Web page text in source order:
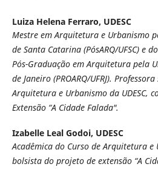
Luiza Helena Ferraro, UDESC
Mestre em Arquitetura e Urbanismo
de Santa Catarina (PósARQ/UFSC) e
Pós-Graduação em Arquitetura pela
de Janeiro (PROARQ/UFRJ).
Arquitetura e Urbanismo da UDESC,
Extensão “A Cidade Falada".
Izabelle Leal Godoi, UDESC
Acadêmica do Curso de Arquitetura e
bolsista do projeto de extensão “A